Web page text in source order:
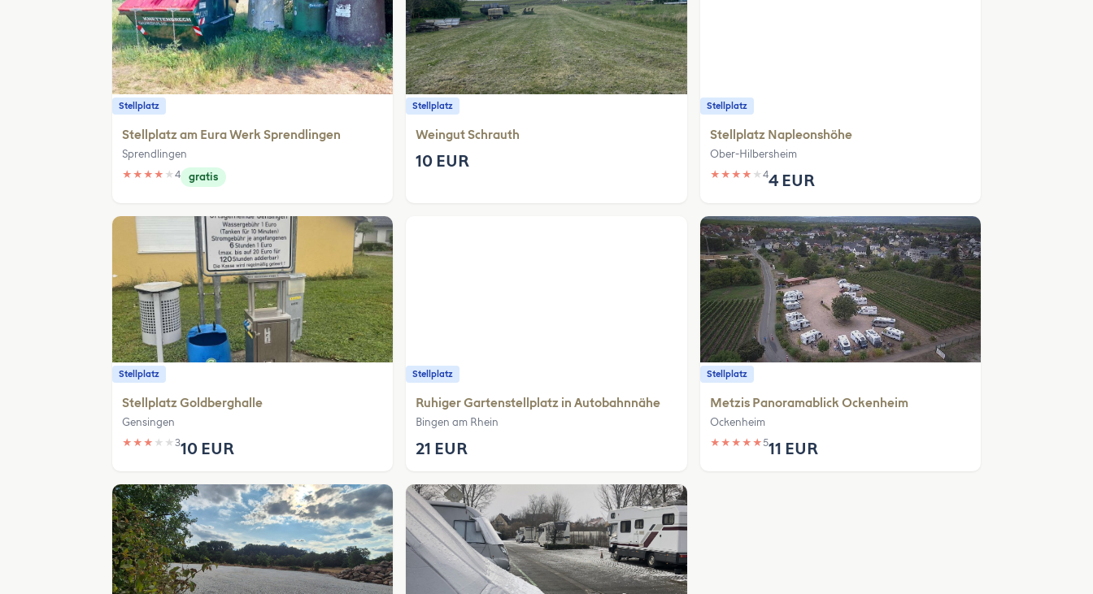
Stellplatz
Stellplatz am Eura Werk Sprendlingen
Sprendlingen
★ ★ ★ ★ ★ 4 gratis
Stellplatz
Weingut Schrauth
10 EUR
Stellplatz
Stellplatz Napleonshöhe
Ober-Hilbersheim
★ ★ ★ ★ ★ 44 EUR
Stellplatz
Stellplatz Goldberghalle
Gensingen
★ ★ ★ ★ ★ 310 EUR
Stellplatz
Ruhiger Gartenstellplatz in Autobahnnähe
Bingen am Rhein
21 EUR
Stellplatz
Metzis Panoramablick Ockenheim
Ockenheim
★ ★ ★ ★ ★511 EUR